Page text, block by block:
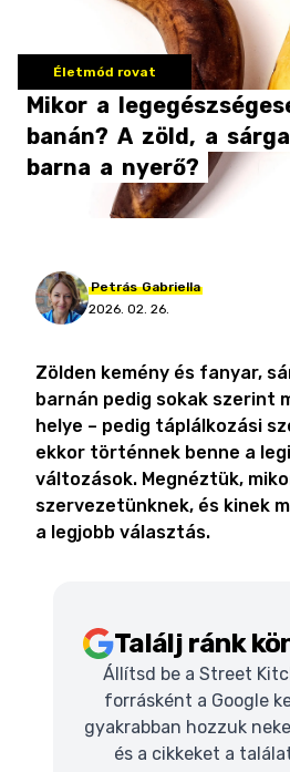
Életmód rovat
Mikor a
banán? A zöld, a sárga
barna a nyerő?
Petrás Gabriella
2026. 02. 26.
Zölden kemény és fanyar,
barnán pedig sokak szerint
helye – pedig táplálkozási
ekkor történnek benne a
változások. Megnéztük,
szervezetünknek, és kinek
a legjobb választás.
Találj ránk
Állítsd be a Street
forrásként a Google
gyakrabban hozzuk
és a cikkeket a